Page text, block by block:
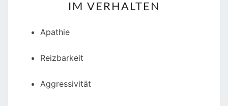
IM VERHALTEN
Apathie
Reizbarkeit
Aggressivität